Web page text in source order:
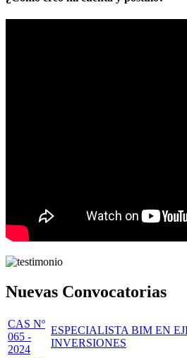
Nuevas Convocatorias
CAS Nº
065 -
2024
ESPECIALISTA BIM EN
INVERSIONES